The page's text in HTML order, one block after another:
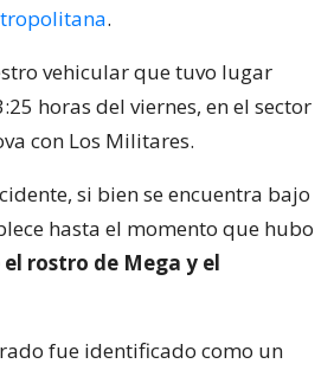
.
vehicular que tuvo lugar
horas del viernes, en el sector
con Los Militares.
si bien se encuentra bajo
hasta el momento que hubo
rostro de Mega y el
fue identificado como un